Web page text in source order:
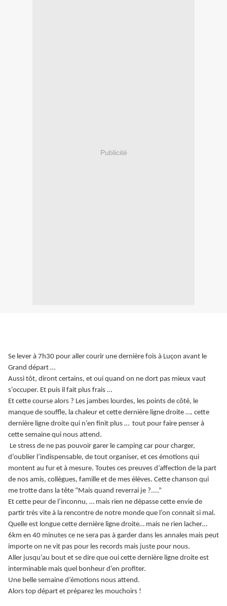
Publicité
Se lever à 7h30 pour aller courir une dernière fois à Luçon avant le
Grand départ …
Aussi tôt, diront certains, et oui quand on ne dort pas mieux vaut
s’occuper. Et puis il fait plus frais …
Et cette course alors ? Les jambes lourdes, les points de côté, le
manque de souffle, la chaleur et cette dernière ligne droite …. cette
dernière ligne droite qui n’en finit plus … tout pour faire penser à
cette semaine qui nous attend.
Le stress de ne pas pouvoir garer le camping car pour charger,
d’oublier l’indispensable, de tout organiser, et ces émotions qui
montent au fur et à mesure. Toutes ces preuves d’affection de la part
de nos amis, collègues, famille et de mes élèves. Cette chanson qui
me trotte dans la tête “Mais quand reverrai je ?....”
Et cette peur de l’inconnu, … mais rien ne dépasse cette envie de
partir très vite à la rencontre de notre monde que l’on connait si mal.
Quelle est longue cette dernière ligne droite… mais ne rien lacher…
6km en 40 minutes ce ne sera pas à garder dans les annales mais peut
importe on ne vit pas pour les records mais juste pour nous.
Aller jusqu’au bout et se dire que oui cette dernière ligne droite est
interminable mais quel bonheur d’en profiter.
Une belle semaine d’émotions nous attend.
Alors top départ et préparez les mouchoirs !